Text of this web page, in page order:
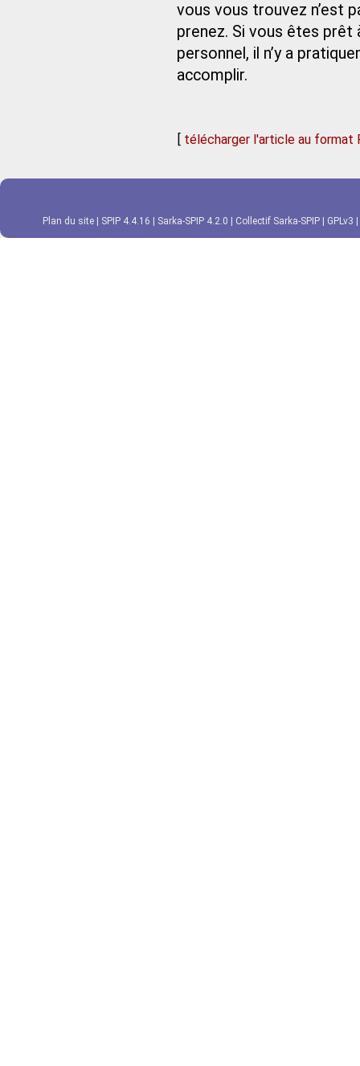
vous vous trouvez n’est
prenez. Si vous êtes
personnel, il n’y a
accomplir.
[ télécharger l'article au format
Plan du site SPIP 4.4.16 Sarka-SPIP 4.2.0 Collectif Sarka-SPIP GPLv3